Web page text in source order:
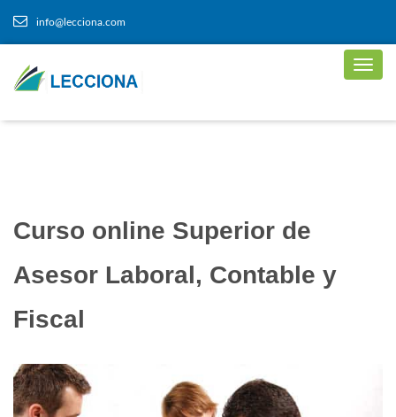
info@lecciona.com
Curso online Superior de
Asesor Laboral, Contable y
Fiscal